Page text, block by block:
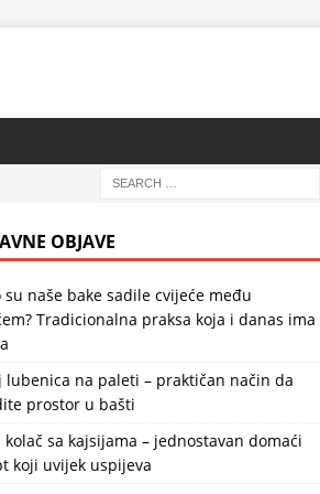
OBJAVE
su naše bake sadile cvijeće među
Tradicionalna praksa koja i danas ima
lubenica na paleti – praktičan način da
prostor u bašti
kolač sa kajsijama – jednostavan domaći
koji uvijek uspijeva